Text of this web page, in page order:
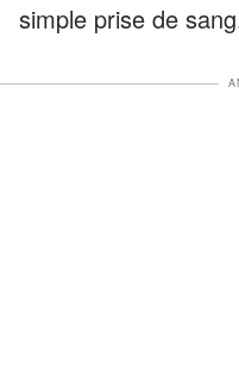
simple prise de